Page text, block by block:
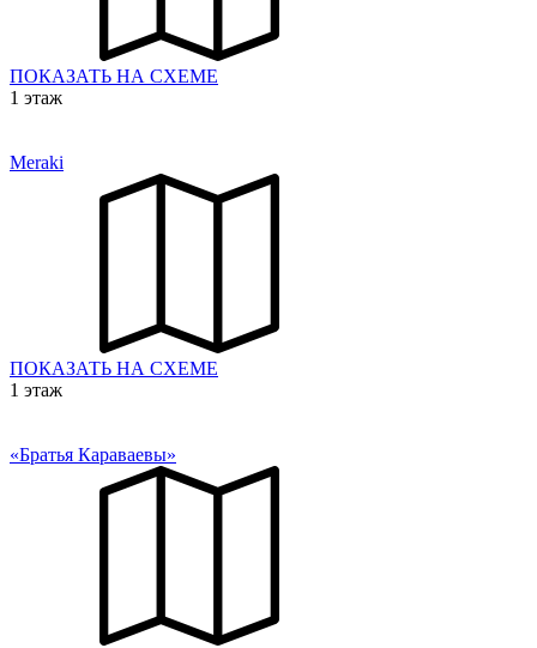
ПОКАЗАТЬ НА СХЕМЕ
1 этаж
Meraki
ПОКАЗАТЬ НА СХЕМЕ
1 этаж
«Братья Караваевы»